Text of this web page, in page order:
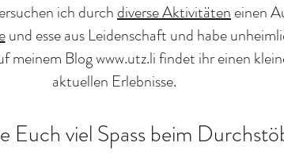
ich durchdiverse Aktivitäteneinen
und esse aus Leidenschaft und habe
meinem Blogwww.utz.lifindet ihr einen
aktuellen Erlebnisse.
Euch viel Spass beim